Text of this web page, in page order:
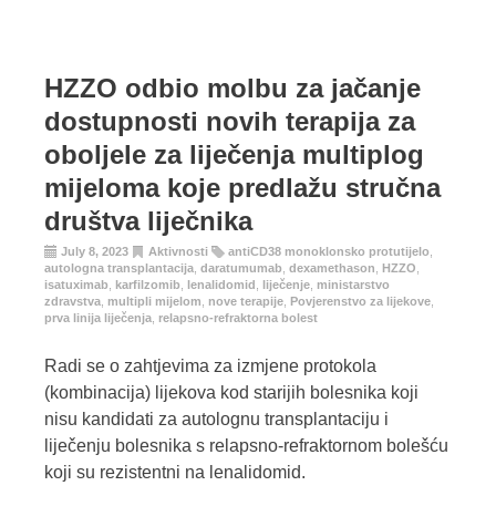
HZZO odbio molbu za jačanje
dostupnosti novih terapija za
oboljele za liječenja multiplog
mijeloma koje predlažu stručna
društva liječnika
July 8, 2023 Aktivnosti antiCD38 monoklonsko protutijelo
autologna transplantacija daratumumab dexamethason HZZO
isatuximab
karfilzomib lenalidomid liječenje ministarstvo
zdravstva multipli mijelom nove terapije Povjerenstvo za lijekove
prva linija liječenja relapsno-refraktorna bolest
Radi se o zahtjevima za izmjene protokola
(kombinacija) lijekova kod starijih bolesnika koji
nisu kandidati za autolognu transplantaciju i
liječenju bolesnika s relapsno-refraktornom bolešću
koji su rezistentni na lenalidomid.